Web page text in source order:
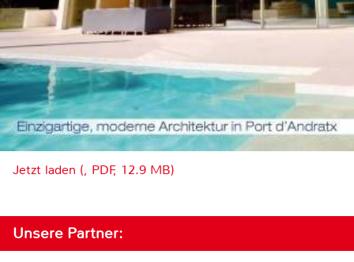
Jetzt laden (, PDF, 12.9 MB)
Unsere Partner: